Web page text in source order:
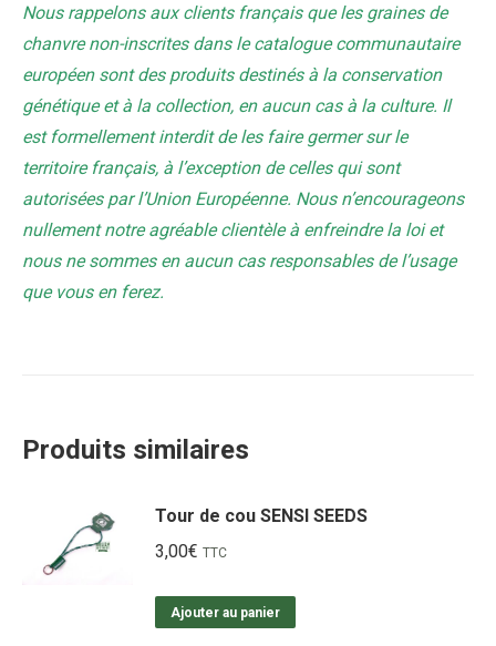
Nous rappelons aux clients français que les graines de
chanvre non-inscrites dans le catalogue communautaire
européen sont des produits destinés à la conservation
génétique et à la collection, en aucun cas à la culture. Il
est formellement interdit de les faire germer sur le
territoire français, à l’exception de celles qui sont
autorisées par l’Union Européenne. Nous n’encourageons
nullement notre agréable clientèle à enfreindre la loi et
nous ne sommes en aucun cas responsables de l’usage
que vous en ferez.
Produits similaires
Tour de cou SENSI SEEDS
3,00€ TTC
Ajouter au panier